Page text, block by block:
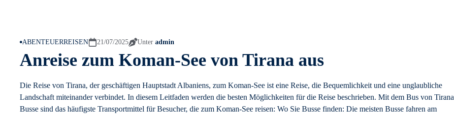
ABENTEUERREISEN 21/07/2025 Unter admin
Anreise zum Koman-See von Tirana aus
Die Reise von Tirana, der geschäftigen Hauptstadt Albaniens, zum Koman-See ist eine Reise, die Bequemlichkeit und eine unglaubliche
Landschaft miteinander verbindet. In diesem Leitfaden werden die besten Möglichkeiten für die Reise beschrieben. Mit dem Bus von Tirana
Busse sind das häufigste Transportmittel für Besucher, die zum Koman-See reisen: Wo Sie Busse finden: Die meisten Busse fahren am